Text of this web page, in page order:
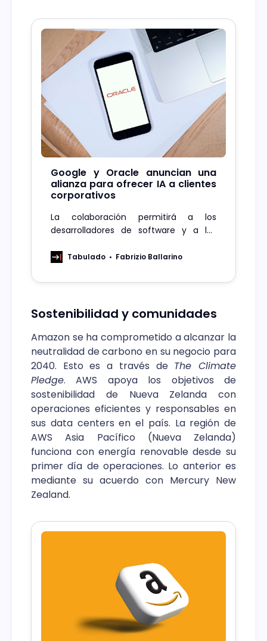
Google y Oracle anuncian una
alianza para ofrecer IA a clientes
corporativos
La colaboración permitirá a los
desarrolladores de software y a las
de Gemini para tareas como la
Tabulado Fabrizio Ballarino
Sostenibilidad y comunidades
Amazon se ha comprometido a alcanzar la
neutralidad de carbono en su negocio para
2040. Esto es a través de The Climate
Pledge. AWS apoya los objetivos de
sostenibilidad de Nueva Zelanda con
operaciones eficientes y responsables en
sus data centers en el país. La región de
AWS Asia Pacífico (Nueva Zelanda)
funciona con energía renovable desde su
primer día de operaciones. Lo anterior es
mediante su acuerdo con Mercury New
Zealand.